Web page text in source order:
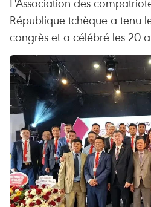
République tchèque a tenu
congrès et a célébré les 20